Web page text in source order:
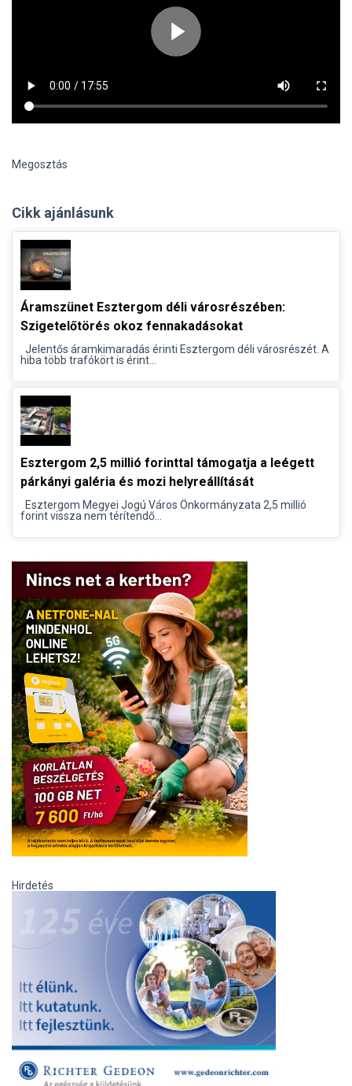
Megosztás
Cikk ajánlásunk
Áramszünet Esztergom déli városrészében:
Szigetelőtörés okoz fennakadásokat
Jelentős áramkimaradás érinti Esztergom déli városrészét. A
hiba több trafókört is érint...
Esztergom 2,5 millió forinttal támogatja a leégett
párkányi galéria és mozi helyreállítását
Esztergom Megyei Jogú Város Önkormányzata 2,5 millió
forint vissza nem térítendő...
Hirdetés